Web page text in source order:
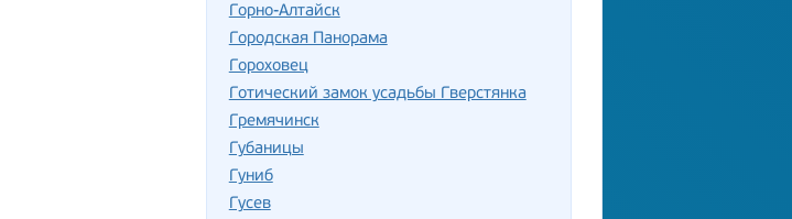
Горно-Алтайск
Городская Панорама
Гороховец
Готический замок усадьбы Гверстянка
Гремячинск
Губаницы
Гуниб
Гусев